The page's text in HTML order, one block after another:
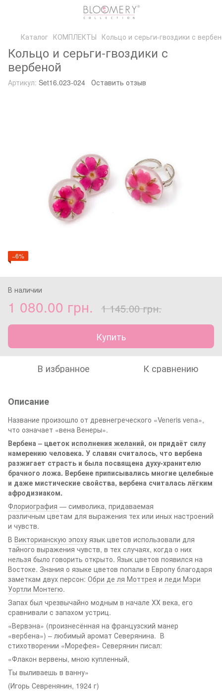
Каталог КОМПЛЕКТЫ Кольцо и серьги-гвоздики с
Кольцо и серьги-гвоздики с
вербеной
Артикул: Set16.023-024 Оставить отзыв
−6%
В наличии
1 080.00 грн. 1 145.00 грн.
Купить
В избранное К сравнению
Описание
Название произошло от древнегреческого «Veneris vena»,
что означает «вена Венеры».
Вербена – цветок исполнения желаний, он придаёт силу
намерению человека. У славян считалось, что вербена
разжигает страсть и была посвящена духу-хранителю
брачного ложа. Вербене приписывались многие целебные
и даже мистические свойства, вербена считалась лёгким
афродизиаком.
Флориография — символика, придаваемая
различным цветам для выражения тех или иных настроений
и чувств.
В Викторианскую эпоху язык цветов использовали для
тайного выражения чувств, в тех случаях, когда о них
нельзя было говорить открыто. Язык цветов появился на
Востоке. Знания о языке цветов попали в Европу благодаря
заметкам двух персон: Обри де ля Моттрея и леди Мэри
Уортли Монтегю.
Запах был чрезвычайно модным в начале ХХ века, его
сравнивали с запахом устриц.
«Вервэна» (произнесённая на французский манер
«вербена») – любимый аромат Северянина. В
стихотворении «Морефея» Северянин писал:
«Флакон вервены, мною купленный,
Ты выливаешь в ванну»
(Игорь Севренянин, 1924 г)